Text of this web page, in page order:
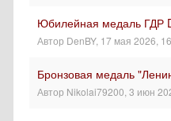
Юбилейная медаль ГДР
Автор DenBY, 17 мая 2026,
Бронзовая медаль
Автор Nikolai79200 3 июн